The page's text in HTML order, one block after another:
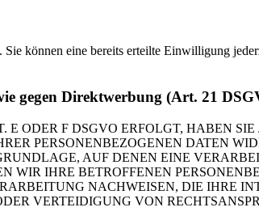
können eine bereits erteilte Einwilligung
gegen Direktwerbung (Art. 21
ODER F DSGVO ERFOLGT, HABEN
PERSONENBEZOGENEN DATEN
AUF DENEN EINE
WIR IHRE BETROFFENEN
NACHWEISEN, DIE IHRE
VERTEIDIGUNG VON